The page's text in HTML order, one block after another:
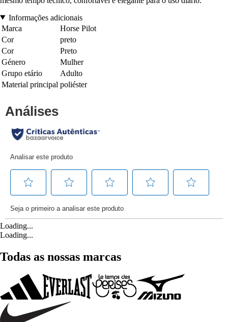
Informações adicionais
Marca
Horse Pilot
Cor
preto
Cor
Preto
Género
Mulher
Grupo etário
Adulto
Material principal poliéster
Loading...
Loading...
Todas as nossas marcas